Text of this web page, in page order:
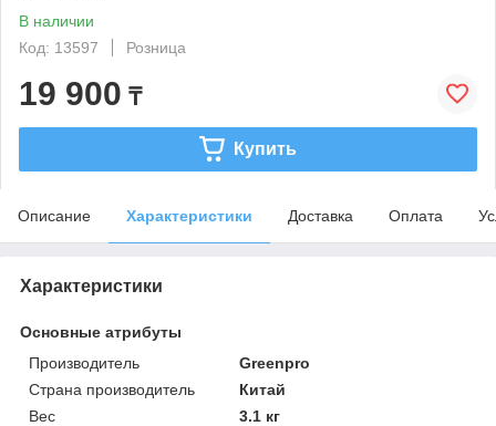
В наличии
Код: 13597
Розница
19 900 ₸
Купить
Описание Характеристики Доставка Оплата
Характеристики
Основные атрибуты
Производитель
Greenpro
Страна производитель
Китай
Вес
3.1 кг